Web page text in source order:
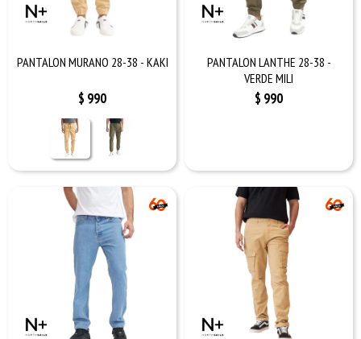
PANTALON MURANO 28-38 - KAKI
$ 990
PANTALON LANTHE 28-38 -
VERDE MILI
$ 990